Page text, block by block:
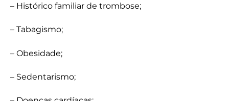
– Histórico familiar de trombose;
– Tabagismo;
– Obesidade;
– Sedentarismo;